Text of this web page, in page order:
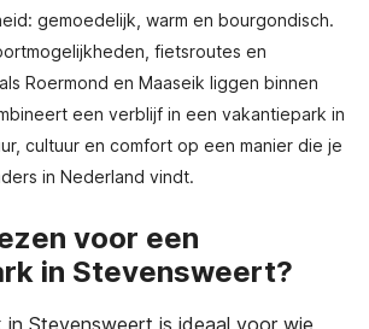
gemoedelijk, warm en bourgondisch.
fietsroutes en
Roermond en Maaseik liggen binnen
een verblijf in een vakantiepark in
cultuur en comfort op een manier die je
in Nederland vindt.
voor een
in Stevensweert?
in Stevensweert is ideaal voor wie